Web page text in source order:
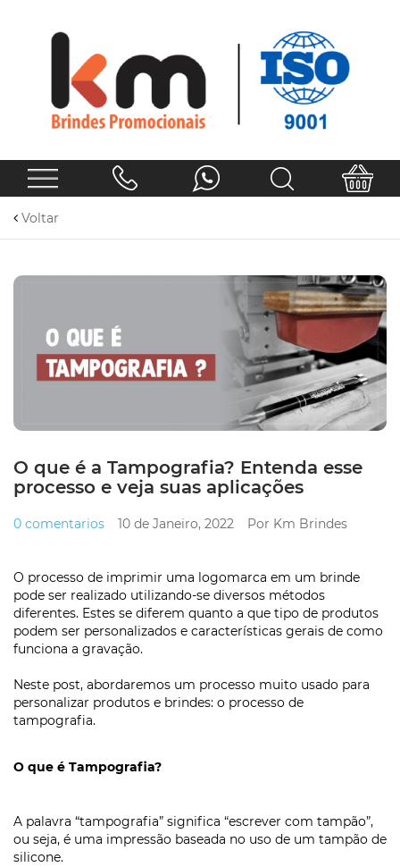
Voltar
O que é a Tampografia? Entenda esse
processo e veja suas aplicações
0 comentarios 10 de Janeiro, 2022 Por Km Brindes
O processo de imprimir uma logomarca em um brinde
pode ser realizado utilizando-se diversos métodos
diferentes. Estes se diferem quanto a que tipo de produtos
podem ser personalizados e características gerais de como
funciona a gravação.
Neste post, abordaremos um processo muito usado para
personalizar produtos e brindes: o processo de
tampografia.
O que é Tampografia?
A palavra “tampografia” significa “escrever com tampão”,
ou seja, é uma impressão baseada no uso de um tampão de
silicone.